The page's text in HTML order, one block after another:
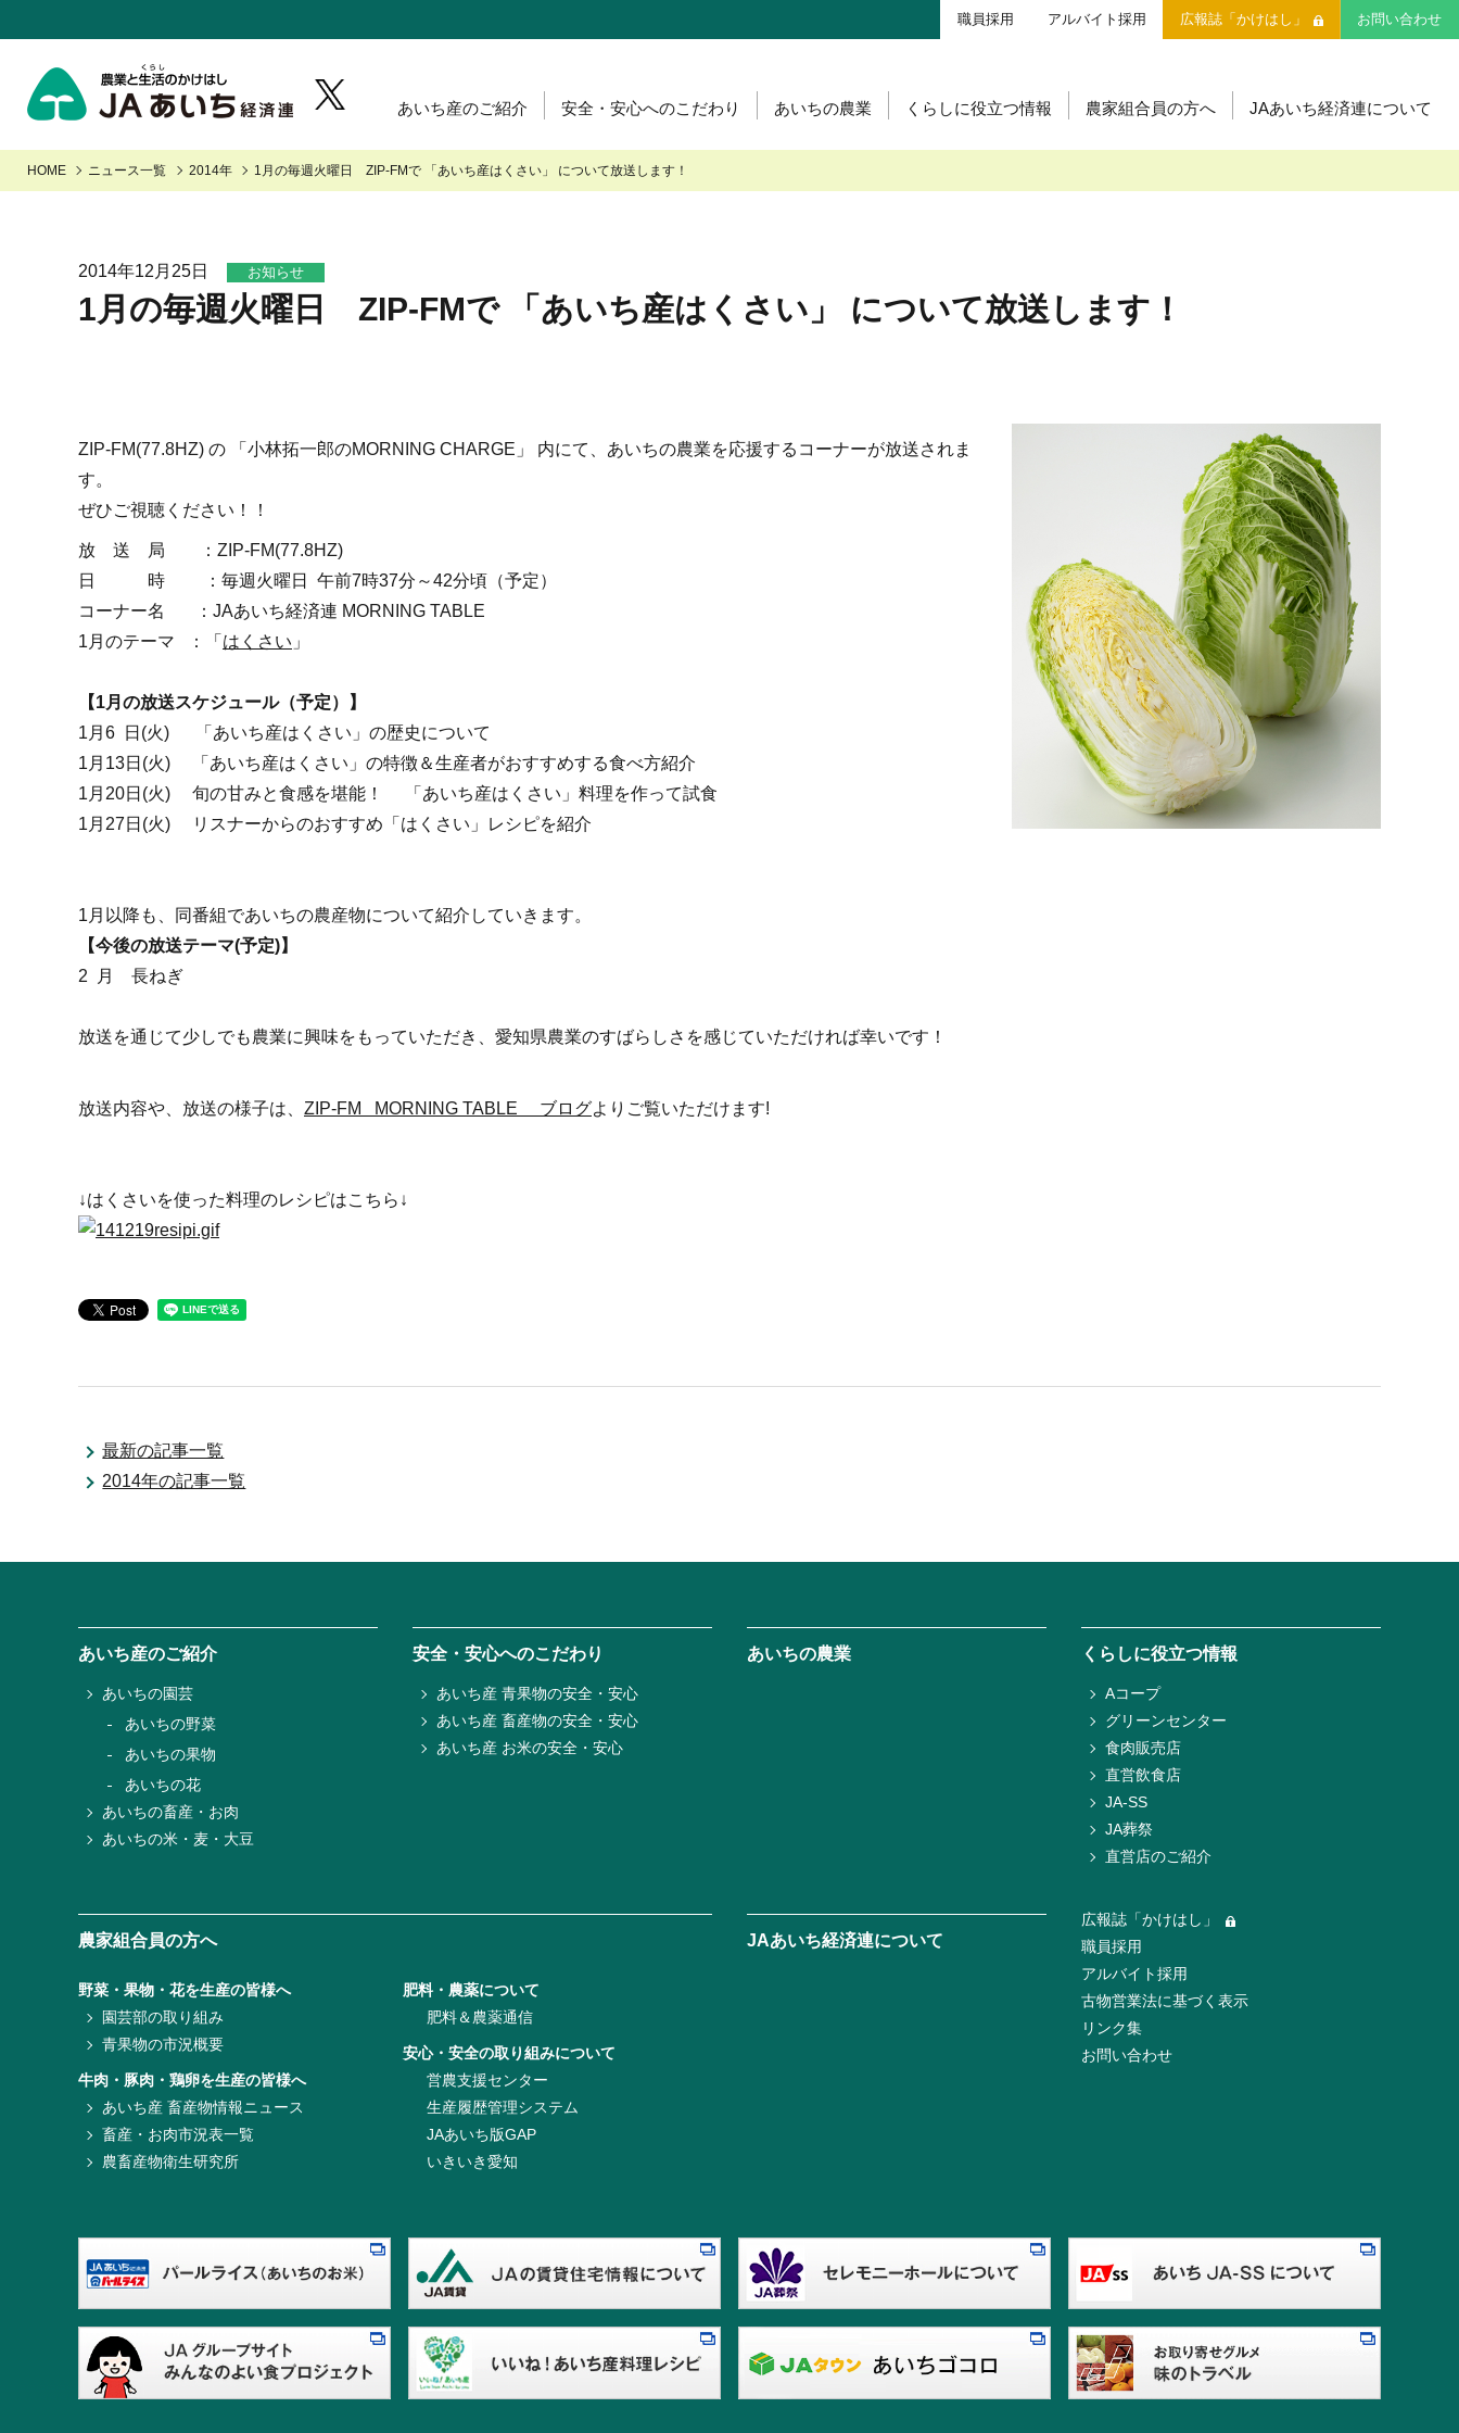
職員採用 アルバイト採用 広報誌「かけはし」 お問い合わせ
あいち産のご紹介
あいちの園芸
安全・安心へのこだわり
あいち産 青果物の安全・安心 あいち産 畜産物の安全・安心
あいちの農業 くらしに役立つ情報
Aコープ グリーンセンター
JAタウン「あいちゴコロ」
いいね！あいち産料理レシピ
農家組合員の方へ
野菜・果物・花を生産の皆様へ
園芸部の取り組み
牛肉・豚肉・鶏卵を生産の皆様へ
あいち産 畜産物情報ニュース
肥料＆農薬通信
営農支援センター
JAあいち経済連について
HOME ニュース一覧 2014年 1月の毎週火曜日 ZIP-FMで 「あいち産はくさい」 について放送します！
2014年12月25日 お知らせ
1月の毎週火曜日 ZIP-FMで 「あいち産はくさい」 について放送します！
ZIP-FM(77.8HZ) の 「小林拓一郎のMORNING CHARGE」 内にて、あいちの農業を応援するコーナーが放送されま
す。
ぜひご視聴ください！！
放 送 局 ：ZIP-FM(77.8HZ)
日 時 ：毎週火曜日 午前7時37分～42分頃（予定）
コーナー名 ：JAあいち経済連 MORNING TABLE
1月のテーマ ：「 はくさい 」
【1月の放送スケジュール（予定）】
1月6 日(火) 「あいち産はくさい」の歴史について
1月13日(火) 「あいち産はくさい」の特徴＆生産者がおすすめする食べ方紹介
1月20日(火) 旬の甘みと食感を堪能！ 「あいち産はくさい」料理を作って試食
1月27日(火) リスナーからのおすすめ「はくさい」レシピを紹介
1月以降も、同番組であいちの農産物について紹介していきます。
【今後の放送テーマ(予定)】
2 月 長ねぎ
放送を通じて少しでも農業に興味をもっていただき、愛知県農業のすばらしさを感じていただければ幸いです！
放送内容や、放送の様子は、 ZIP-FM MORNING TABLE ブログよりご覧いただけます!
↓はくさいを使った料理のレシピはこちら↓
最新の記事一覧
2014年の記事一覧
あいち産のご紹介
あいちの園芸
あいちの野菜
あいちの果物
あいちの花
あいちの畜産・お肉
あいちの米・麦・大豆
安全・安心へのこだわり
あいち産 青果物の安全・安心
あいち産 畜産物の安全・安心
あいち産 お米の安全・安心
あいちの農業 くらしに役立つ情報
Aコープ
グリーンセンター
食肉販売店
直営飲食店
JA-SS
JA葬祭
直営店のご紹介
農家組合員の方へ
野菜・果物・花を生産の皆様へ
園芸部の取り組み
青果物の市況概要
牛肉・豚肉・鶏卵を生産の皆様へ
あいち産 畜産物情報ニュース
畜産・お肉市況表一覧
農畜産物衛生研究所
肥料・農薬について
肥料＆農薬通信
安心・安全の取り組みについて
営農支援センター
生産履歴管理システム
JAあいち版GAP
いきいき愛知
JAあいち経済連について
広報誌「かけはし」
職員採用
アルバイト採用
古物営業法に基づく表示
リンク集
お問い合わせ